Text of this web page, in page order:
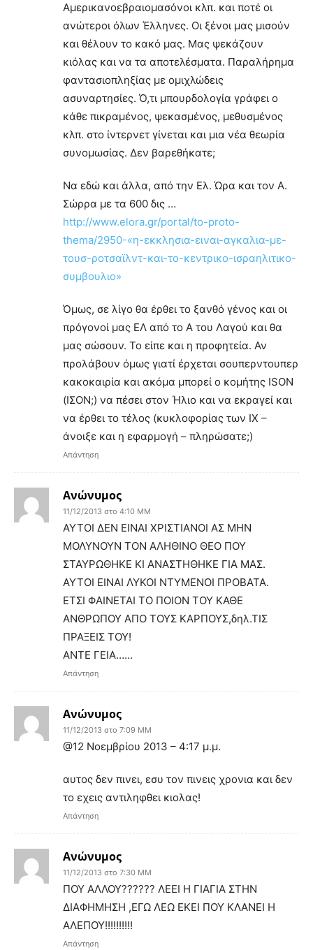
Αμερικανοεβραιομασόνοι κλπ. και ποτέ οι
ανώτεροι όλων Έλληνες. Οι ξένοι μας μισούν
και θέλουν το κακό μας. Μας ψεκάζουν
κιόλας και να τα αποτελέσματα. Παραλήρημα
φαντασιοπληξίας με ομιχλώδεις
ασυναρτησίες. Ό,τι μπουρδολογία γράφει ο
κάθε πικραμένος, ψεκασμένος, μεθυσμένος
κλπ. στο ίντερνετ γίνεται και μια νέα θεωρία
συνομωσίας. Δεν βαρεθήκατε;
Να εδώ και άλλα, από την Ελ. Ώρα και τον Α.
Σώρρα με τα 600 δις …
http://www.elora.gr/portal/to-proto-
thema/2950-«η-εκκλησια-ειναι-αγκαλια-με-
τουσ-ροτσαϊλντ-και-το-κεντρικο-ισραηλιτικο-
συμβουλιο»
Όμως, σε λίγο θα έρθει το ξανθό γένος και οι
πρόγονοί μας ΕΛ από το Α του Λαγού και θα
μας σώσουν. Το είπε και η προφητεία. Αν
προλάβουν όμως γιατί έρχεται σουπερντουπερ
κακοκαιρία και ακόμα μπορεί ο κομήτης ISON
(ΙΣΟΝ;) να πέσει στον Ήλιο και να εκραγεί και
να έρθει το τέλος (κυκλοφορίας των ΙΧ –
άνοιξε και η εφαρμογή – πληρώσατε;)
Απάντηση
Ανώνυμος
11/12/2013 στο 4:10 ΜΜ
ΑΥΤΟΙ ΔΕΝ ΕΙΝΑΙ ΧΡΙΣΤΙΑΝΟΙ ΑΣ ΜΗΝ
ΜΟΛΥΝΟΥΝ ΤΟΝ ΑΛΗΘΙΝΟ ΘΕΟ ΠΟΥ
ΣΤΑΥΡΩΘΗΚΕ ΚΙ ΑΝΑΣΤΗΘΗΚΕ ΓΙΑ ΜΑΣ.
ΑΥΤΟΙ ΕΙΝΑΙ ΛΥΚΟΙ ΝΤΥΜΕΝΟΙ ΠΡΟΒΑΤΑ.
ΕΤΣΙ ΦΑΙΝΕΤΑΙ ΤΟ ΠΟΙΟΝ ΤΟΥ ΚΑΘΕ
ΑΝΘΡΩΠΟΥ ΑΠΟ ΤΟΥΣ ΚΑΡΠΟΥΣ,δηλ.ΤΙΣ
ΠΡΑΞΕΙΣ ΤΟΥ!
ΑΝΤΕ ΓΕΙΑ……
Απάντηση
Ανώνυμος
11/12/2013 στο 7:09 ΜΜ
@12 Νοεμβρίου 2013 – 4:17 μ.μ.
αυτος δεν πινει, εσυ τον πινεις χρονια και δεν
το εχεις αντιληφθει κιολας!
Απάντηση
Ανώνυμος
11/12/2013 στο 7:30 ΜΜ
ΠΟΥ ΑΛΛΟΥ?????? ΛΕΕΙ Η ΓΙΑΓΙΑ ΣΤΗΝ
ΔΙΑΦΗΜΗΣΗ ,ΕΓΩ ΛΕΩ ΕΚΕΙ ΠΟΥ ΚΛΑΝΕΙ Η
ΑΛΕΠΟΥ!!!!!!!!!!
Απάντηση